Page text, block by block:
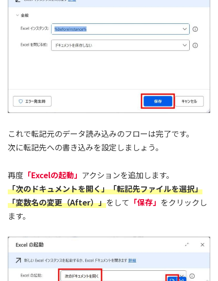
これで転記元のデータ読み込みのフローは完了です。
次に転記先への書き込みを設定しましょう。
再度 「Excelの起動」 アクションを追加します。
「次のドキュメントを開く」「転記先ファイルを選択」
「変数名の変更（After）」をして 「保存」 をクリックし
ます。